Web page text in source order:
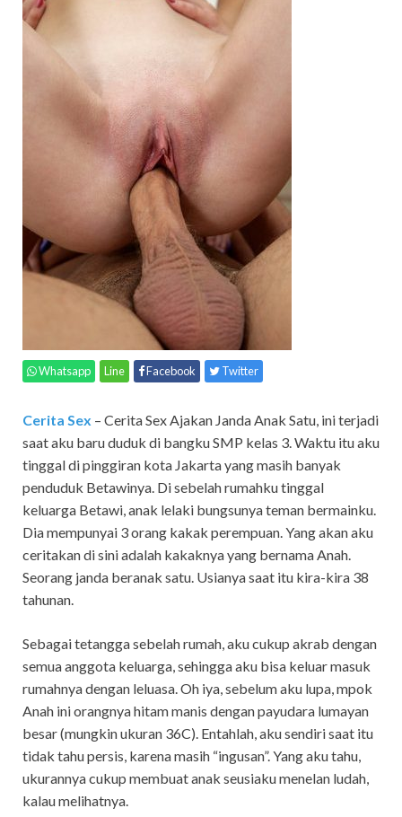
Whatsapp Line Facebook Twitter
Cerita Sex – Cerita Sex Ajakan Janda Anak Satu, ini terjadi
saat aku baru duduk di bangku SMP kelas 3. Waktu itu aku
tinggal di pinggiran kota Jakarta yang masih banyak
penduduk Betawinya. Di sebelah rumahku tinggal
keluarga Betawi, anak lelaki bungsunya teman bermainku.
Dia mempunyai 3 orang kakak perempuan. Yang akan aku
ceritakan di sini adalah kakaknya yang bernama Anah.
Seorang janda beranak satu. Usianya saat itu kira-kira 38
tahunan.
Sebagai tetangga sebelah rumah, aku cukup akrab dengan
semua anggota keluarga, sehingga aku bisa keluar masuk
rumahnya dengan leluasa. Oh iya, sebelum aku lupa, mpok
Anah ini orangnya hitam manis dengan payudara lumayan
besar (mungkin ukuran 36C). Entahlah, aku sendiri saat itu
tidak tahu persis, karena masih “ingusan”. Yang aku tahu,
ukurannya cukup membuat anak seusiaku menelan ludah,
kalau melihatnya.